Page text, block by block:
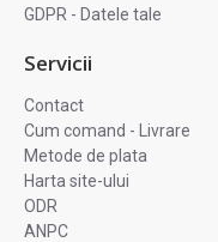
GDPR - Datele tale
Servicii
Contact
Cum comand - Livrare
Metode de plata
Harta site-ului
ODR
ANPC